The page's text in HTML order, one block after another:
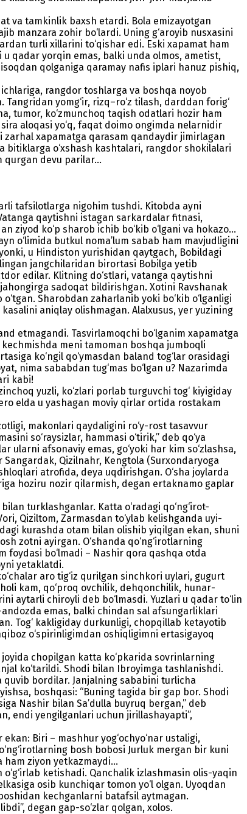
va tamkinlik baxsh etardi. Bola emizayotgan
manzara zohir bo‘lardi. Uning g‘aroyib nusxasini
turli xillarini to‘qishar edi. Eski xapamat ham
qadar yorqin emas, balki unda olmos, ametist,
qolganiga qaramay nafis iplari hanuz pishiq,
rangdor toshlarga va boshqa noyob
yomg‘ir, rizq–ro‘z tilash, darddan forig‘
tumor, ko‘zmunchoq taqish odatlari hozir ham
aloqasi yo‘q, faqat doimo ongimda nelarnidir
zarhal xapamatga qarasam qandaydir jimirlagan
bitiklarga o‘xshash kashtalari, rangdor shokilalari
qurgan devu parilar…
tafsilotlarga nigohim tushdi. Kitobda ayni
qaytishni istagan sarkardalar fitnasi,
ziyod ko‘p sharob ichib bo‘kib o‘lgani va hokazo...
o‘limida butkul noma’lum sabab ham mavjudligini
u Hindiston yurishidan qaytgach, Bobildagi
jangchilaridan birortasi Bobilga yetib
edilar. Klitning do‘stlari, vatanga qaytishni
sadoqat bildirishgan. Xotini Ravshanak
Sharobdan zaharlanib yoki bo‘kib o‘lganligi
aniqlay olishmagan. Alalxusus, yer yuzining
etmagandi. Tasvirlamoqchi bo‘lganim xapamatga
meni tamoman boshqa jumboqli
ko‘ngil qo‘ymasdan baland tog‘lar orasidagi
nima sababdan tug‘mas bo‘lgan u? Nazarimda
kabi!
yuzli, ko‘zlari porlab turguvchi tog‘ kiyigiday
elda u yashagan moviy qirlar ortida rostakam
ma­kon­­­lari qaydaligini ro‘y-rost tasavvur
so‘raysizlar, hammasi o‘tirik,” deb qo‘ya
afso­naviy emas, go‘yoki har kim so‘zlashsa,
Sangardak, Qizilnahr, Kengtola (Surxondaryoga
atrofida, deya uqdirishgan. O‘sha joylarda
hoziru nozir qilarmish, degan ertaknamo gaplar
turklashganlar. Katta o‘radagi qo‘ng‘irot-
Qiziltom, Zarmasdan to‘ylab kelishganda uyi­
kurashda otam bilan olishib yiqilgan ekan, shuni
zotni ayirgan. O‘shanda qo‘ng‘irotlarning
foydasi bo‘lmadi – Nashir qora qashqa otda
yetaklatdi.
aro tig‘iz qurilgan sinchkori uylari, gugurt
kam, qo‘proq ovchilik, dehqonchilik, hu­nar­
aytarli chiroyli deb bo‘lmasdi. Yuzlari u qadar to‘lin
emas, balki chindan sal afsungarlik­lari
Tog‘ kakligiday durkunligi, chopqillab ketayotib
o‘s­pirinligimdan oshiqligimni ertasigayoq
chopilgan katta ko‘pkarida sovrinlarning
ko‘tarildi. Shodi bilan Ibroyimga tashlanishdi.
bordilar. Janjalning sababini turlicha
boshqasi: “Buning tagida bir gap bor. Shodi
Nashir bilan Sa’dulla buyruq bergan,” deb
endi yengilganlari uchun jirillashayapti”,
Biri – mashhur yog‘ochyo‘nar ustaligi,
bosh bobosi Jurluk mergan bir kuni
ham ziyon yetkazmaydi...
ketishadi. Qanchalik izlashmasin olis-yaqin
osib kunchiqar tomon yo‘l olgan. Uyoqdan
kechganlarni batafsil aytmagan.
degan gap-so‘zlar qolgan, xolos.